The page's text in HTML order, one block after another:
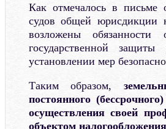
Как отмечалось в письме
судов общей юрисдикции
возложены
государственной защиты
установлении мер
Таким образом,
постоянного
осуществления своей
объектом